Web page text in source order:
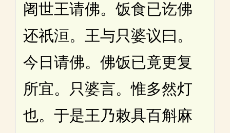
阇世王请佛。饭食已讫佛
还祇洹。王与只婆议曰。
今日请佛。佛饭已竟更复
所宜。只婆言。惟多然灯
也。于是王乃敕具百斛麻